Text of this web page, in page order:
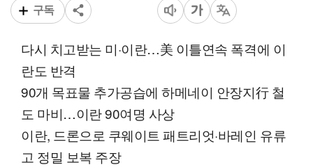
구독
다시 치고받는 미·이란…美 이틀연속 폭격에 이
란도 반격
90개 목표물 추가공습에 하메네이 안장지行 철
도 마비…이란 90여명 사상
이란, 드론으로 쿠웨이트 패트리엇·바레인 유류
고 정밀 보복 주장